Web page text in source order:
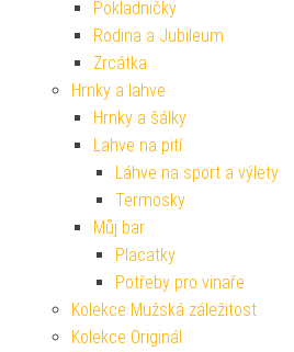
Pokladničky
Rodina a Jubileum
Zrcátka
Hrnky a lahve
Hrnky a šálky
Lahve na pití
Láhve na sport a výlety
Termosky
Můj bar
Placatky
Potřeby pro vinaře
Kolekce Mužská záležitost
Kolekce Originál